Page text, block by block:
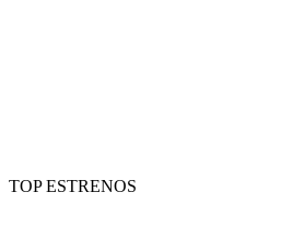
TOP ESTRENOS